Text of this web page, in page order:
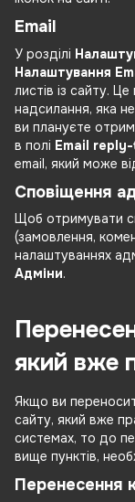
Email
У розділі
Налаштування
листів із сайту.
надсилання, яка
ви плануєте
в полі Email
email, який може
Сповіщення
Щоб отримувати
(замовлення,
налаштуваннях
Адміни.
який вже
Якщо ви
сайту, який вже
системах, то до
вище пунктів,
Перенесення